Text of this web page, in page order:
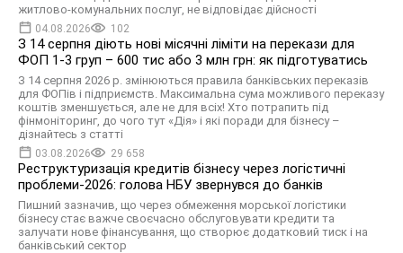
житлово-комунальних послуг, не відповідає дійсності
04.08.2026 102
З 14 серпня діють нові місячні ліміти на перекази для
ФОП 1-3 груп – 600 тис або 3 млн грн: як підготуватись
З 14 серпня 2026 р. змінюються правила банківських переказів
для ФОПів і підприємств. Максимальна сума можливого переказу
коштів зменшується, але не для всіх! Хто потрапить під
фінмоніторинг, до чого тут «Дія» і які поради для бізнесу –
дізнайтесь з статті
03.08.2026 29 658
Реструктуризація кредитів бізнесу через логістичні
проблеми-2026: голова НБУ звернувся до банків
Пишний зазначив, що через обмеження морської логістики
бізнесу стає важче своєчасно обслуговувати кредити та
залучати нове фінансування, що створює додатковий тиск і на
банківський сектор